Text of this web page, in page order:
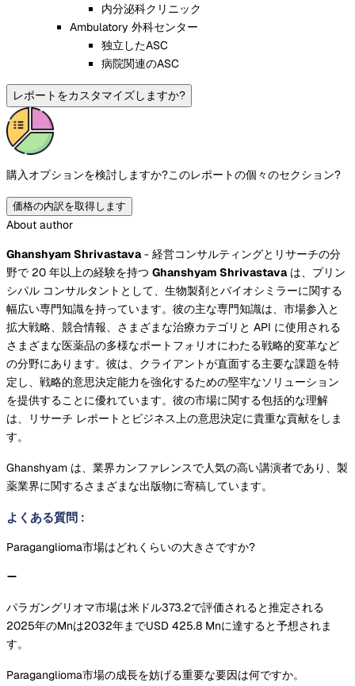
内分泌科クリニック
Ambulatory 外科センター
独立したASC
病院関連のASC
レポートをカスタマイズしますか?
購入オプションを検討しますか?このレポートの個々のセクション?
価格の内訳を取得します
About author
Ghanshyam Shrivastava- 経営コンサルティングとリサーチの分
野で 20 年以上の経験を持つ Ghanshyam Shrivastavaは、プリン
シパル コンサルタントとして、生物製剤とバイオシミラーに関する
幅広い専門知識を持っています。彼の主な専門知識は、市場参入と
拡大戦略、競合情報、さまざまな治療カテゴリと API に使用される
さまざまな医薬品の多様なポートフォリオにわたる戦略的変革など
の分野にあります。彼は、クライアントが直面する主要な課題を特
定し、戦略的意思決定能力を強化するための堅牢なソリューション
を提供することに優れています。彼の市場に関する包括的な理解
は、リサーチ レポートとビジネス上の意思決定に貴重な貢献をしま
す。
Ghanshyam は、業界カンファレンスで人気の高い講演者であり、製
薬業界に関するさまざまな出版物に寄稿しています。
よくある質問 :
Paraganglioma市場はどれくらいの大きさですか?
パラガングリオマ市場は米ドル373.2で評価されると推定される
2025年のMnは2032年までUSD 425.8 Mnに達すると予想されま
す。
Paraganglioma市場の成長を妨げる重要な要因は何ですか。